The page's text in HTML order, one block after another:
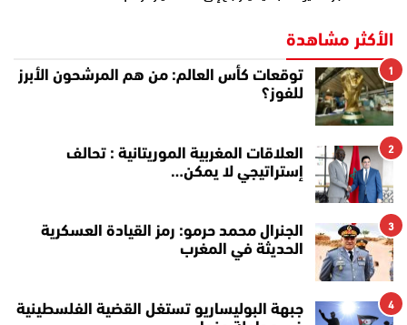
الأكثر مشاهدة
1
توقعات كأس العالم: من هم المرشحون الأبرز
للفوز؟
2
العلاقات المغربية الموريتانية : تحالف
إستراتيجي لا يمكن…
3
الجنرال محمد حرمو: رمز القيادة العسكرية
الحديثة في المغرب
4
جبهة البوليساريو تستغل القضية الفلسطينية